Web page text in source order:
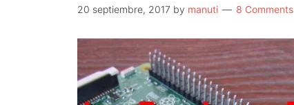
20 septiembre, 2017 by manuti 8 Comments